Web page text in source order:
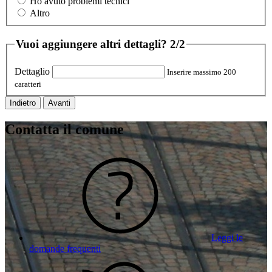
Altro
Vuoi aggiungere altri dettagli? 2/2
Dettaglio
Inserire massimo 200
caratteri
Indietro Avanti
Contatta il comune
Leggi le
domande frequenti